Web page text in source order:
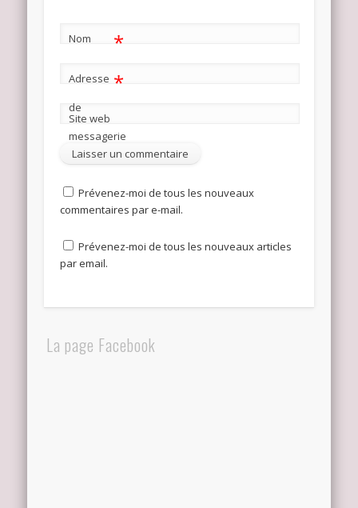
Nom *
Adresse
de
messagerie
*
Site web
Prévenez-moi de tous les nouveaux
commentaires par e-mail.
Prévenez-moi de tous les nouveaux articles
par email.
La page Facebook